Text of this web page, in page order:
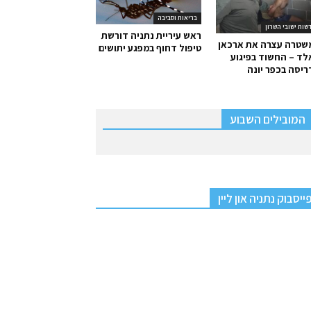
בריאות וסביבה
ראש עיריית נתניה דורשת
טיפול דחוף במפגע יתושים
ישובי השרון
עצרה את ארכאן
– החשוד בפיגוע
בכפר יונה
המובילים השבוע
פייסבוק נתניה און ליין